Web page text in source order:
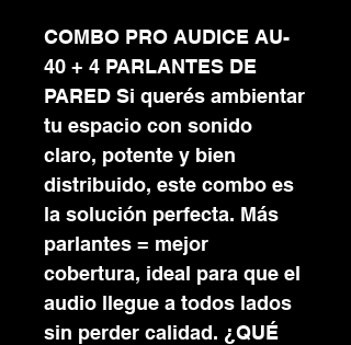
COMBO PRO AUDICE AU-
40 + 4 PARLANTES DE
PARED Si querés ambientar
tu espacio con sonido
claro, potente y bien
distribuido, este combo es
la solución perfecta. Más
parlantes = mejor
cobertura, ideal para que el
audio llegue a todos lados
sin perder calidad. ¿QUÉ